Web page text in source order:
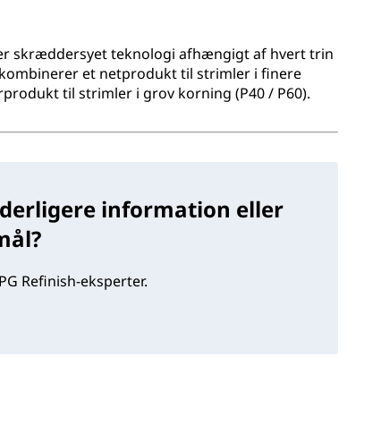
skræddersyet teknologi afhængigt af hvert trin
et netprodukt til strimler i finere
til strimler i grov korning (P40 / P60).
information eller
Refinish-eksperter.